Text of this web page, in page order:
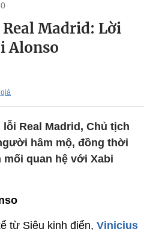
Madrid: Lời
Alonso
Real Madrid, Chủ tịch
hâm mộ, đồng thời
mối quan hệ với Xabi
từ Siêu kinh điển, Vinicius